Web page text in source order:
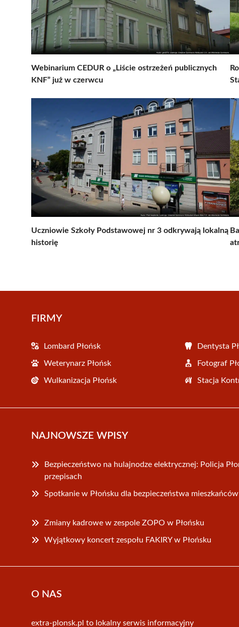
Webinarium CEDUR o „Liście ostrzeżeń publicznych
KNF” już w czerwcu
Uczniowie Szkoły Podstawowej nr 3 odkrywają lokalną
historię
FIRMY
Lombard Płońsk Dentysta
Weterynarz Płońsk Fotograf
Wulkanizacja Płońsk Stacja
NAJNOWSZE WPISY
Bezpieczeństwo na hulajnodze elektrycznej: Policja
przepisach
Spotkanie w Płońsku dla bezpieczeństwa mieszkańców
Zmiany kadrowe w zespole ZOPO w Płońsku
Wyjątkowy koncert zespołu FAKIRY w Płońsku
O NAS
extra-plonsk.pl to lokalny serwis informacyjny